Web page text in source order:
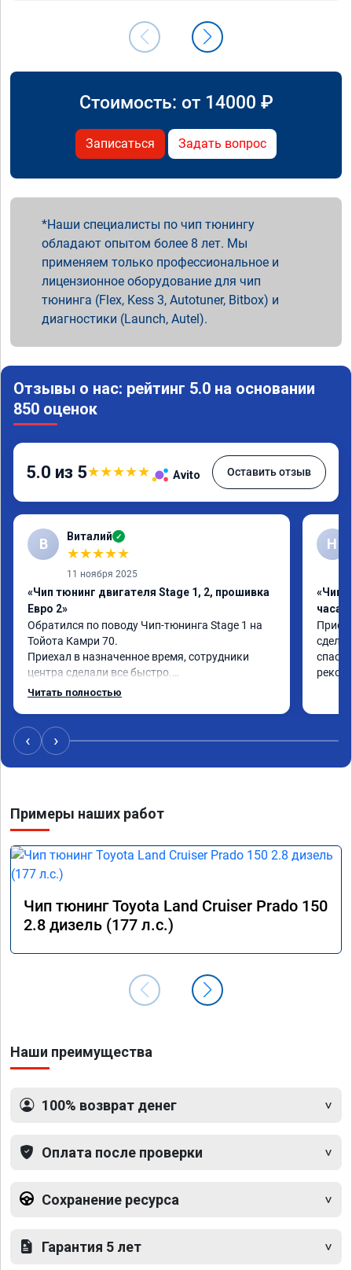
Стоимость: от 14000 ₽
Записаться Задать вопрос
Наши специалисты по чип тюнингу
обладают опытом более 8 лет. Мы
применяем только профессиональное и
лицензионное оборудование для чип
тюнинга (Flex, Kess 3, Autotuner, Bitbox) и
диагностики (Launch, Autel).
Отзывы о нас: рейтинг 5.0 на основании
850 оценок
5.0 из 5★★★★★ Avito Оставить отзыв
В Виталий ✓
★★★★★
11 ноября 2025
«Чип тюнинг двигателя Stage 1, 2, прошивка
Евро 2»
Обратился по поводу Чип-тюнинга Stage 1 на
Тойота Камри 70.
Приехал в назначенное время, сотрудники
центра сделали все быстро.
Авто тестирую, пока всë устраивает.
Читать полностью
Н
«Чип
часа»
‹ ›
Примеры наших работ
Чип тюнинг Toyota Land Cruiser Prado 150
2.8 дизель (177 л.с.)
Наши преимущества
100% возврат денег
Оплата после проверки
Сохранение ресурса
Гарантия 5 лет